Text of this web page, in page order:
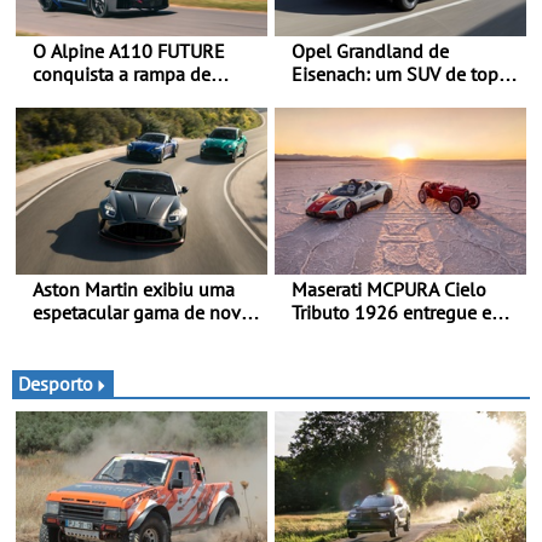
O Alpine A110 FUTURE
conquista a rampa de
dinâmica a nível mundial -
O protótipo de
desenvolvimento do Alpine
A110 FUTURE fez a sua
estreia dinâmica, em
público
Opel Grandland de
Eisenach: um SUV de topo
que poupa recursos
Aston Martin exibiu uma
espetacular gama de novos
Maserati MCPURA Cielo
Tributo 1926 entregue em
Desporto